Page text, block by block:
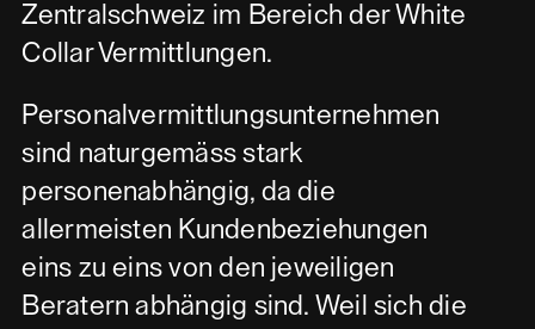
Zentralschweiz im Bereich der White
Collar Vermittlungen.
Personalvermittlungsunternehmen
sind naturgemäss stark
personenabhängig, da die
allermeisten Kundenbeziehungen
eins zu eins von den jeweiligen
Beratern abhängig sind. Weil sich die